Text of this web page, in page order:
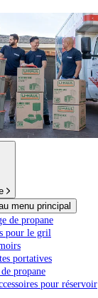
menu principal
de propane
pour le gril
portatives
propane
pour réservoir